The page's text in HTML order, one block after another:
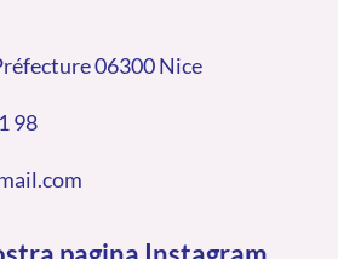
06300 Nice
98